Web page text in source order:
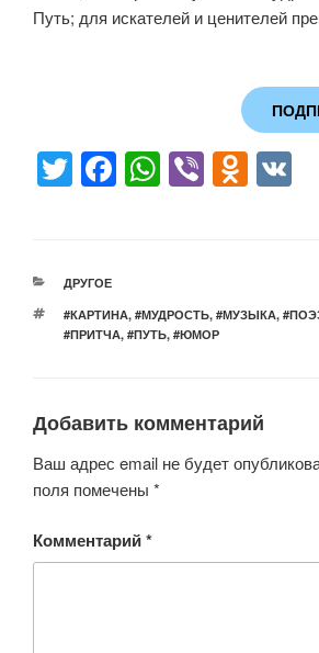
Путь; для искателей и ценителей
T
er
F
b
o
k
W
A
p
Vi O
kl
ni
ki
РУБРИКИ
ДРУГОЕ
МЕТКИ
#КАРТИНА, #МУДРОСТЬ, #МУЗЫКА,
#ПРИТЧА, #ПУТЬ, #ЮМОР
Добавить комментарий
Ваш адрес email не будет
поля помечены *
Комментарий*